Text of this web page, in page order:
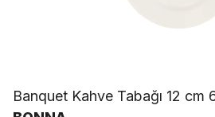
Banquet Kahve Tabağı 12 cm